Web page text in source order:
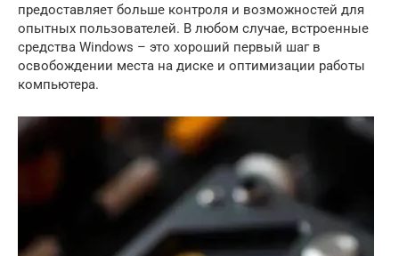
предоставляет больше контроля и возможностей для
опытных пользователей. В любом случае, встроенные
средства Windows – это хороший первый шаг в
освобождении места на диске и оптимизации работы
компьютера.